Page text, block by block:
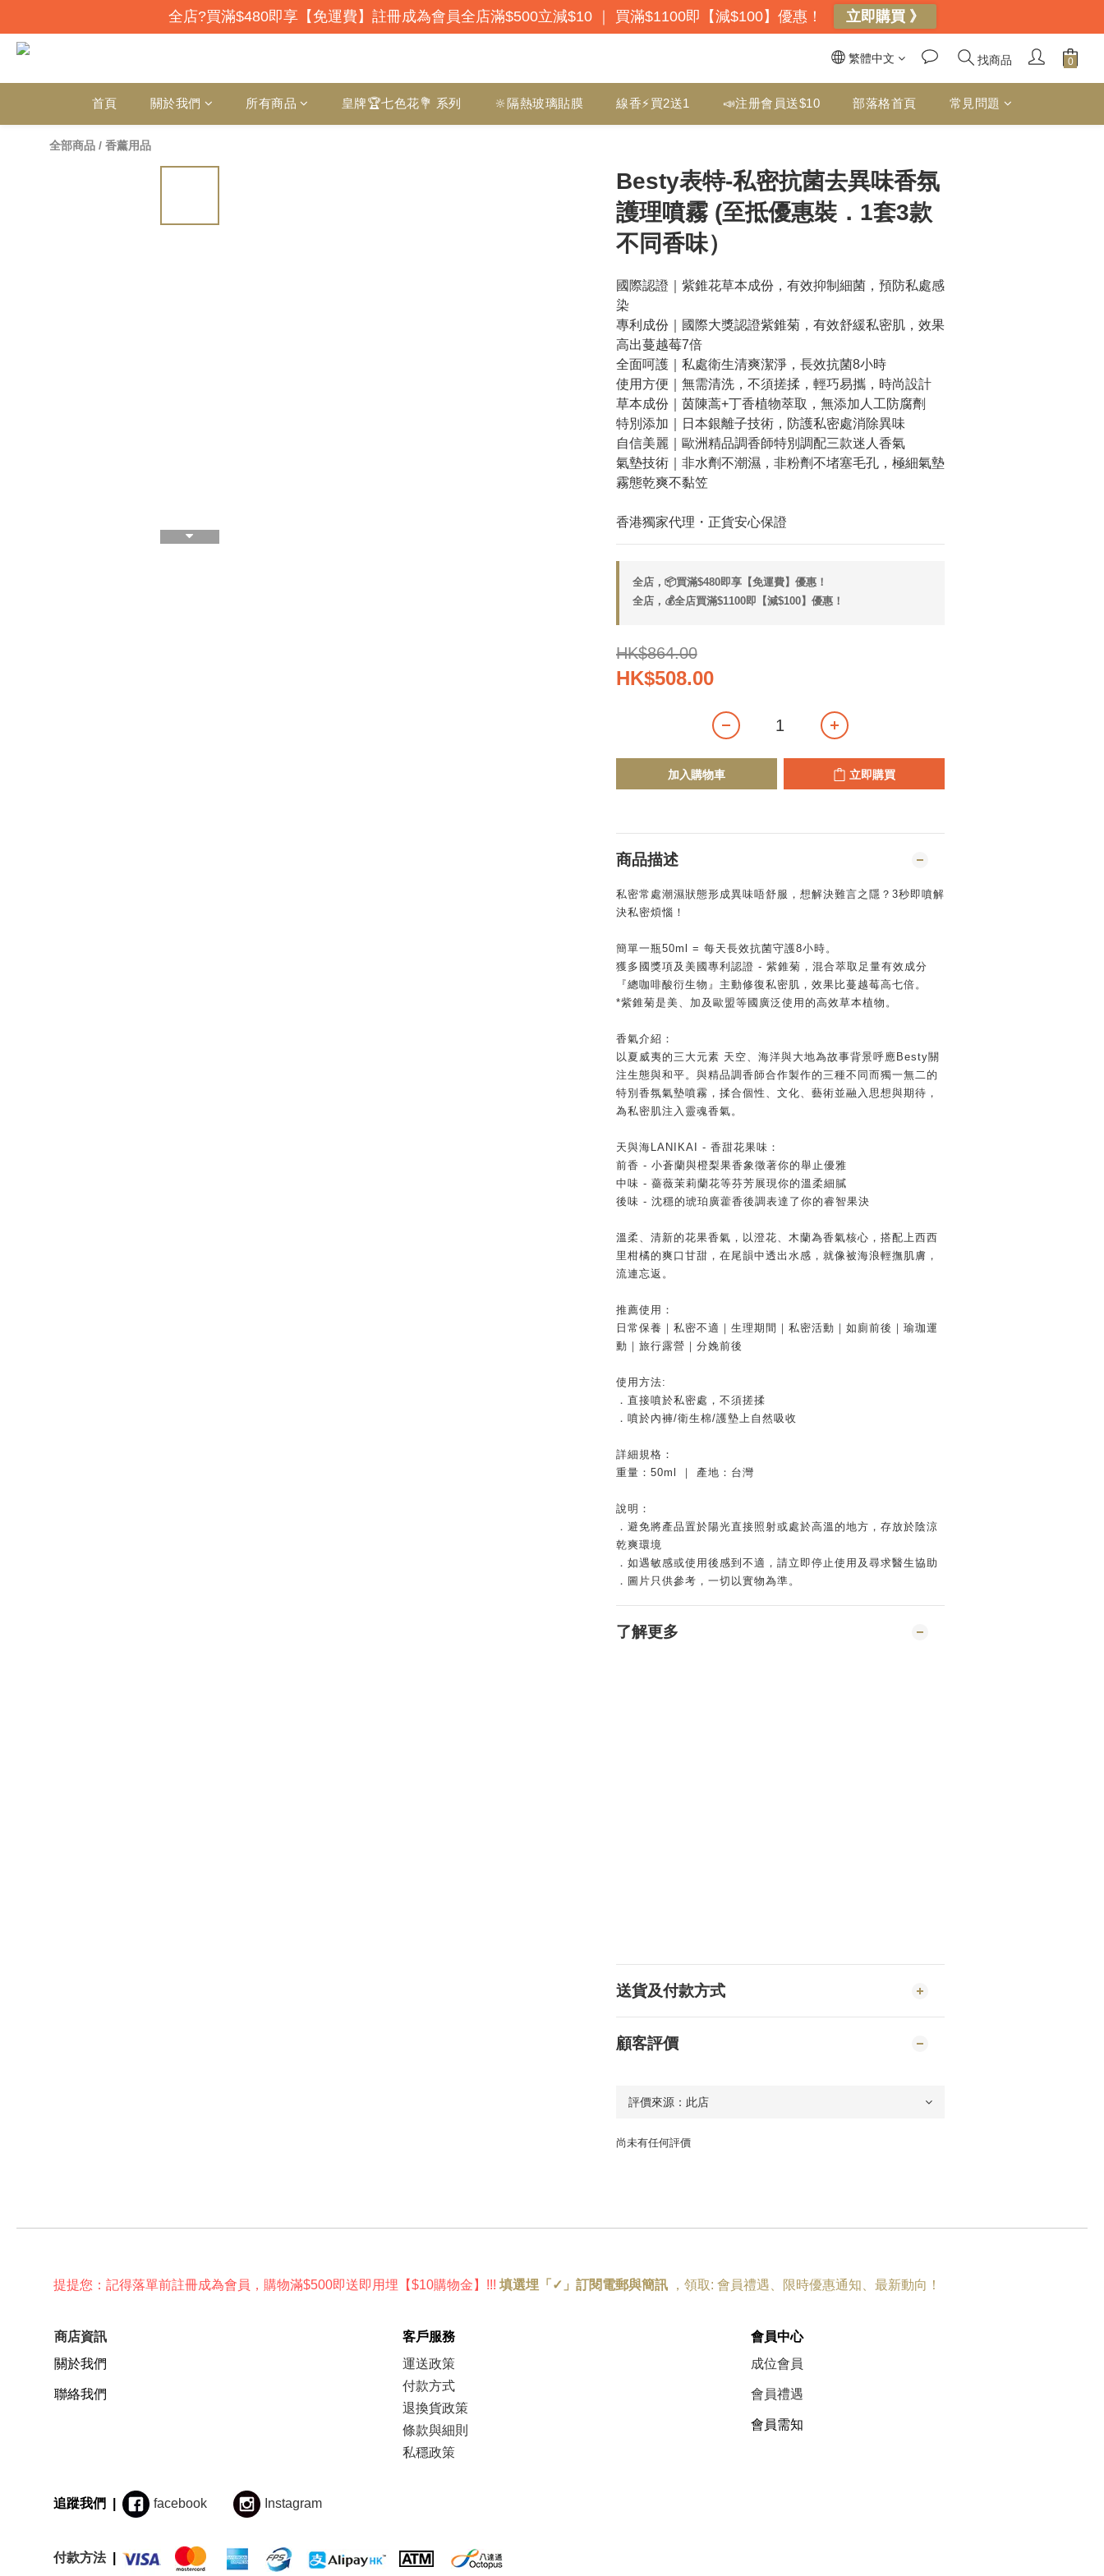
繁體中文 找商品
首頁 關於我們 所有商品 皇牌🏆七色花💐 系列 🔆隔熱玻璃貼膜 線香⚡買2送1 📣注册會員送$10 部落格首頁 常見問題
全部商品 / 香薰用品
Besty表特-私密抗菌去異味香氛
護理噴霧 (至抵優惠裝．1套3款
不同香味）
國際認證｜紫錐花草本成份，有效抑制細菌，預防私處感
染
專利成份｜國際大獎認證紫錐菊，有效舒緩私密肌，效果
高出蔓越莓7倍
全面呵護｜私處衛生清爽潔淨，長效抗菌8小時
使用方便｜無需清洗，不須搓揉，輕巧易攜，時尚設計
草本成份｜茵陳蒿+丁香植物萃取，無添加人工防腐劑
特別添加｜日本銀離子技術，防護私密處消除異味
自信美麗｜歐洲精品調香師特別調配三款迷人香氣
氣墊技術｜非水劑不潮濕，非粉劑不堵塞毛孔，極細氣墊
霧態乾爽不黏笠
香港獨家代理・正貨安心保證
全店，📦買滿$480即享【免運費】優惠！
全店，💰全店買滿$1100即【減$100】優惠！
HK$864.00
HK$508.00
加入購物車 立即購買
商品描述
私密常處潮濕狀態形成異味唔舒服，想解決難言之隱？3秒即噴解
決私密煩惱！
簡單一瓶50ml = 每天長效抗菌守護8小時。
獲多國獎項及美國專利認證 - 紫錐菊，混合萃取足量有效成分
『總咖啡酸衍生物』主動修復私密肌，效果比蔓越莓高七倍。
*紫錐菊是美、加及歐盟等國廣泛使用的高效草本植物。
香氣介紹：
以夏威夷的三⼤元素 天空、海洋與⼤地為故事背景呼應Besty關
注⽣態與和平。與精品調香師合作製作的三種不同而獨⼀無⼆的
特別香氛氣墊噴霧，揉合個性、⽂化、藝術並融⼊思想與期待，
為私密肌注⼊靈魂香氣。
天與海LANIKAI - 香甜花果味：
前香 - 小蒼蘭與橙梨果香象徵著你的舉止優雅
中味 - 薔薇茉莉蘭花等芬芳展現你的溫柔細膩
後味 - 沈穩的琥珀廣藿香後調表達了你的睿智果決
溫柔、清新的花果香氣，以澄花、木蘭為香氣核心，搭配上西西
里柑橘的爽口甘甜，在尾韻中透出水感，就像被海浪輕撫肌膚，
流連忘返。
推薦使用：
日常保養｜私密不適｜生理期間｜私密活動｜如廁前後｜瑜珈運
動｜旅行露營｜分娩前後
使用方法:
．直接噴於私密處，不須搓揉
．噴於內褲/衛生棉/護墊上自然吸收
詳細規格：
重量：50ml ｜ 產地：台灣
說明：
．避免將產品置於陽光直接照射或處於高溫的地方，存放於陰涼
乾爽環境
．如遇敏感或使用後感到不適，請立即停止使用及尋求醫生協助
．圖片只供參考，一切以實物為準。
了解更多
送貨及付款方式
顧客評價
尚未有任何評價
提提您：記得落單前註冊成為會員，購物滿$500即送即用埋 【$10購物金 】!!! 填選埋「✓」訂閱電郵與簡訊 ， 領取: 會員禮遇 限時優惠通知、 最新動向 ！
商店資訊
關於我們
聯絡我們
客戶服務
運送政策
付款方式
退換貨政策
條款與細則
私穩政策
會員中心
成位會員
會員禮遇
會員需知
追蹤我們 | facebook Instagram
付款方法|
全店?買滿$480即享【免運費】註冊成為會員全店滿$500立減$10 ｜ 買滿$1100即【減$100】優惠！ 立即購買 》